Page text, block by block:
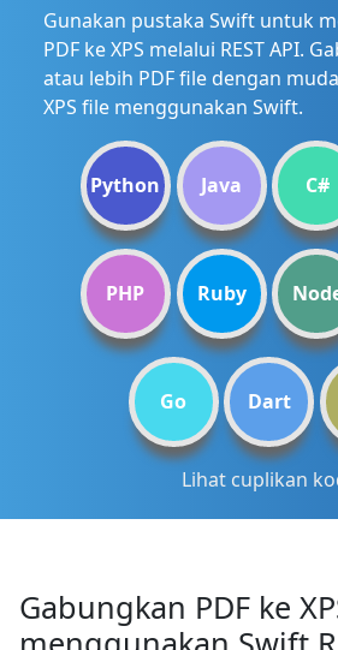
Gunakan pustaka Swift untuk
PDF ke XPS melalui REST API.
atau lebih PDF file dengan
XPS file menggunakan Swift.
Python Java C#
PHP Ruby
Go Dart
Lihat cuplikan
Gabungkan PDF ke